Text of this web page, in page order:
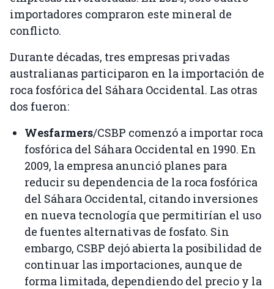
importadores compraron este mineral de
conflicto.
Durante décadas, tres empresas privadas
australianas participaron en la importación de
roca fosfórica del Sáhara Occidental. Las otras
dos fueron:
Wesfarmers/CSBP comenzó a importar roca
fosfórica del Sáhara Occidental en 1990. En
2009, la empresa anunció planes para
reducir su dependencia de la roca fosfórica
del Sáhara Occidental, citando inversiones
en nueva tecnología que permitirían el uso
de fuentes alternativas de fosfato. Sin
embargo, CSBP dejó abierta la posibilidad de
continuar las importaciones, aunque de
forma limitada, dependiendo del precio y la